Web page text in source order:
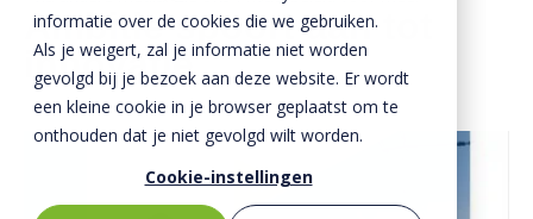
informatie over de cookies die we gebruiken.
Als je weigert, zal je informatie niet worden
gevolgd bij je bezoek aan deze website. Er wordt
een kleine cookie in je browser geplaatst om te
onthouden dat je niet gevolgd wilt worden.
Cookie-instellingen
Historie
Nieuws & Media
Duurzaamheid
Kennis
Innovatie
Invie (CIRRCON)
Invie (CIRRCON)
Kwaliteit
Ambitie spoort aan tot
innovatie